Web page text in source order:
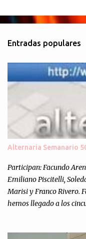
Entradas populares
Alternaria Semanario
Participan: Facundo
Emiliano Piscitelli,
Marisi y Franco Rivero.
hemos llegado a los